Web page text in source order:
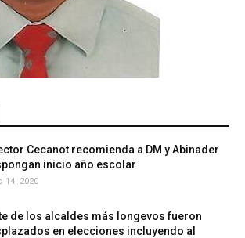
Cecanot recomienda a DM y Abinader
inicio año escolar
14, 2020
de los alcaldes más longevos fueron
en elecciones incluyendo al